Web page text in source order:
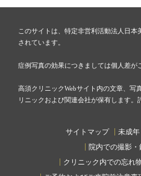
このサイトは、特定非営利活動法人日
されています。
症例写真の効果につきましては個人差が
高須クリニックWebサイト内の文章、写
リニックおよび関連会社が保有します。
サイトマップ
未成
院内での撮影
クリニック内での忘れ